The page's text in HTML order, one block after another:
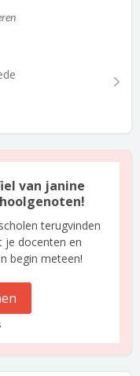
van janine
terugvinden
je docenten en
begin meteen!